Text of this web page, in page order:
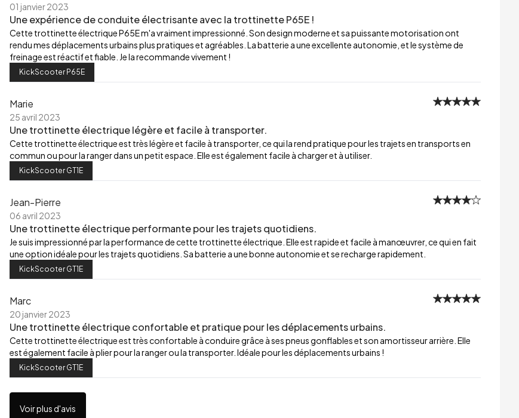
01 janvier 2023
Une expérience de conduite électrisante avec la trottinette P65E !
Cette trottinette électrique P65E m'a vraiment impressionné. Son design moderne et sa puissante motorisation ont
rendu mes déplacements urbains plus pratiques et agréables. La batterie a une excellente autonomie, et le système de
freinage est réactif et fiable. Je la recommande vivement !
KickScooter P65E
Marie
25 avril 2023
Une trottinette électrique légère et facile à transporter.
Cette trottinette électrique est très légère et facile à transporter, ce qui la rend pratique pour les trajets en transports en
commun ou pour la ranger dans un petit espace. Elle est également facile à charger et à utiliser.
KickScooter GT1E
Jean-Pierre
06 avril 2023
Une trottinette électrique performante pour les trajets quotidiens.
Je suis impressionné par la performance de cette trottinette électrique. Elle est rapide et facile à manœuvrer, ce qui en fait
une option idéale pour les trajets quotidiens. Sa batterie a une bonne autonomie et se recharge rapidement.
KickScooter GT1E
Marc
20 janvier 2023
Une trottinette électrique confortable et pratique pour les déplacements urbains.
Cette trottinette électrique est très confortable à conduire grâce à ses pneus gonflables et son amortisseur arrière. Elle
est également facile à plier pour la ranger ou la transporter. Idéale pour les déplacements urbains !
KickScooter GT1E
Voir plus d'avis